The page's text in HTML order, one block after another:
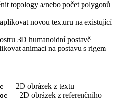
topology a/nebo počet polygonů
novou texturu na existující
3D humanoidní postavě
animaci na postavu s rigem
— 2D obrázek z textu
— 2D obrázek z referenčního